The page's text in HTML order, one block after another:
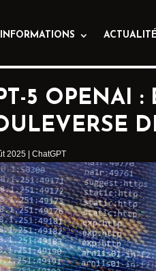
INFORMATIONS
5 OPENAI
2025 ChatGPT